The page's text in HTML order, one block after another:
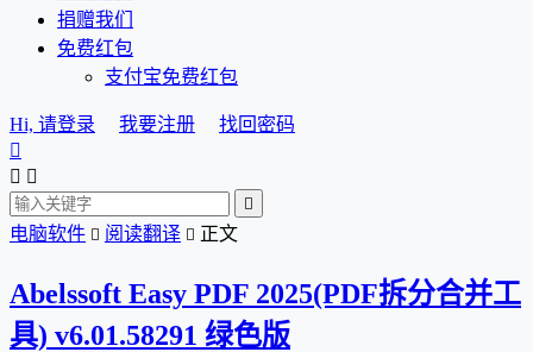
捐赠我们
免费红包
支付宝免费红包
Hi, 请登录 我要注册
找回密码

 

电脑软件  阅读翻译  正文
Abelssoft Easy PDF 2025(PDF拆分合并工
具) v6.01.58291 绿色版